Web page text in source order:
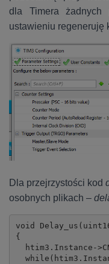
dla Timera żadnych
ustawieniu regeneruję
Dla przejrzystości kod
osobnych plikach –
void
{
htim3.Instance-